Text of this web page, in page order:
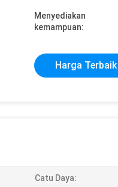
Menyediakan
kemampuan:
Harga Terbaik
Catu Daya: